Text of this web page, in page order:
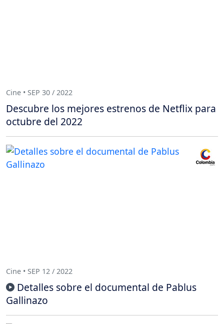
Cine • SEP 30 / 2022
Descubre los mejores estrenos de Netflix para
octubre del 2022
Cine • SEP 12 / 2022
Detalles sobre el documental de Pablus
Gallinazo